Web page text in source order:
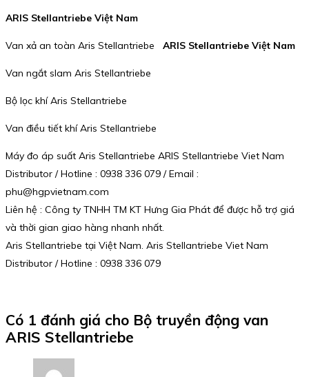
ARIS Stellantriebe Việt Nam
Van xả an toàn Aris Stellantriebe ARIS Stellantriebe Việt Nam
Van ngắt slam Aris Stellantriebe
Bộ lọc khí Aris Stellantriebe
Van điều tiết khí Aris Stellantriebe
Máy đo áp suất Aris Stellantriebe ARIS Stellantriebe Viet Nam
Distributor / Hotline : 0938 336 079 / Email :
phu@hgpvietnam.com
Liên hệ : Công ty TNHH TM KT Hưng Gia Phát để được hỗ trợ giá
và thời gian giao hàng nhanh nhất.
Aris Stellantriebe tại Việt Nam. Aris Stellantriebe Viet Nam
Distributor / Hotline : 0938 336 079
Có 1 đánh giá cho Bộ truyền động van
ARIS Stellantriebe